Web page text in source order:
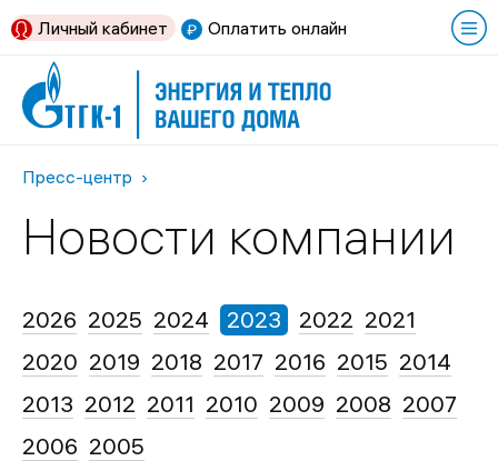
Оплатить онлайн
Личный кабинет
Пресс-центр
Новости компании
2026 2025 2024 2023 2022 2021
2020 2019 2018 2017 2016 2015 2014
2013 2012 2011 2010 2009 2008 2007
2006 2005